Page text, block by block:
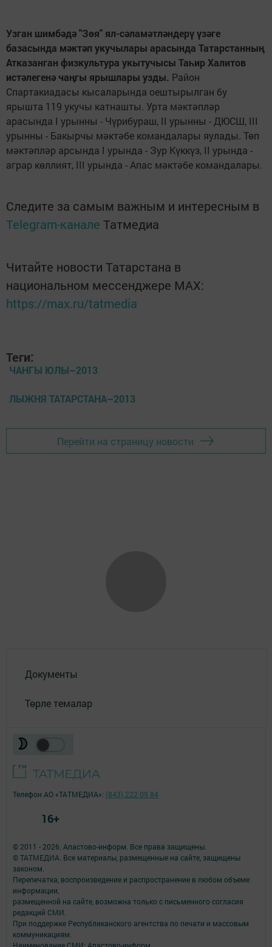
Узган шимбәдә "Зөя" ял-сәламәтләндерү үзәге
базасында мәктәп укучылары арасында Татарстанның
Атказанган физкультура укытучысы Таһир Халитов
истәлегенә чаңгы ярышлары узды. Район
Спартакиадасы кысаларында оештырылган бу
ярышта 119 укучы катнашты. Урта мәктәпләр
арасында I урынны - Чүрибураш, II урынны - ДЮСШ, III
урынны - Бакырчы мәктәбе командалары яулады. Төп
мәктәпләр арсында I урында - Зур Күккүз, II урында -
аграр көллият, III урында - Апас мәктәбе командалары.
Следите за самым важным и интересным в
Telegram-канале Татмедиа
Читайте новости Татарстана в
национальном мессенджере MАХ:
https://max.ru/tatmedia
Теги:
ЧАНГЫ ЮЛЫ–2013
ЛЫЖНЯ ТАТАРСТАНА–2013
Перейти на страницу новости
Документы
Төрле темалар
© 2011 - 2026. Апастово-информ. Все права защищены.
© ТАТМЕДИА. Все материалы, размещенные на сайте, защищены
законом.
Перепечатка, воспроизведение и распространение в любом объеме
информации,
размещенной на сайте, возможна только с письменного согласия
редакций СМИ.
При поддержке Республиканского агентства по печати и массовым
коммуникациям.
Телефон АО «ТАТМЕДИА»: (843) 222 09 84
16+